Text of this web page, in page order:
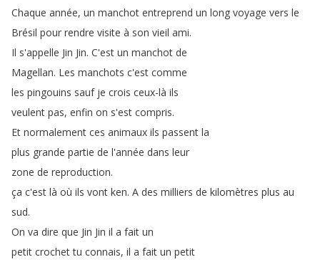
Chaque année, un manchot entreprend un long voyage vers le
Brésil pour rendre visite à son vieil ami.
Il s'appelle Jin Jin. C'est un manchot de
Magellan. Les manchots c'est comme
les pingouins sauf je crois ceux-là ils
veulent pas, enfin on s'est compris.
Et normalement ces animaux ils passent la
plus grande partie de l'année dans leur
zone de reproduction.
ça c'est là où ils vont ken. A des milliers de kilomètres plus au
sud.
On va dire que Jin Jin il a fait un
petit crochet tu connais, il a fait un petit